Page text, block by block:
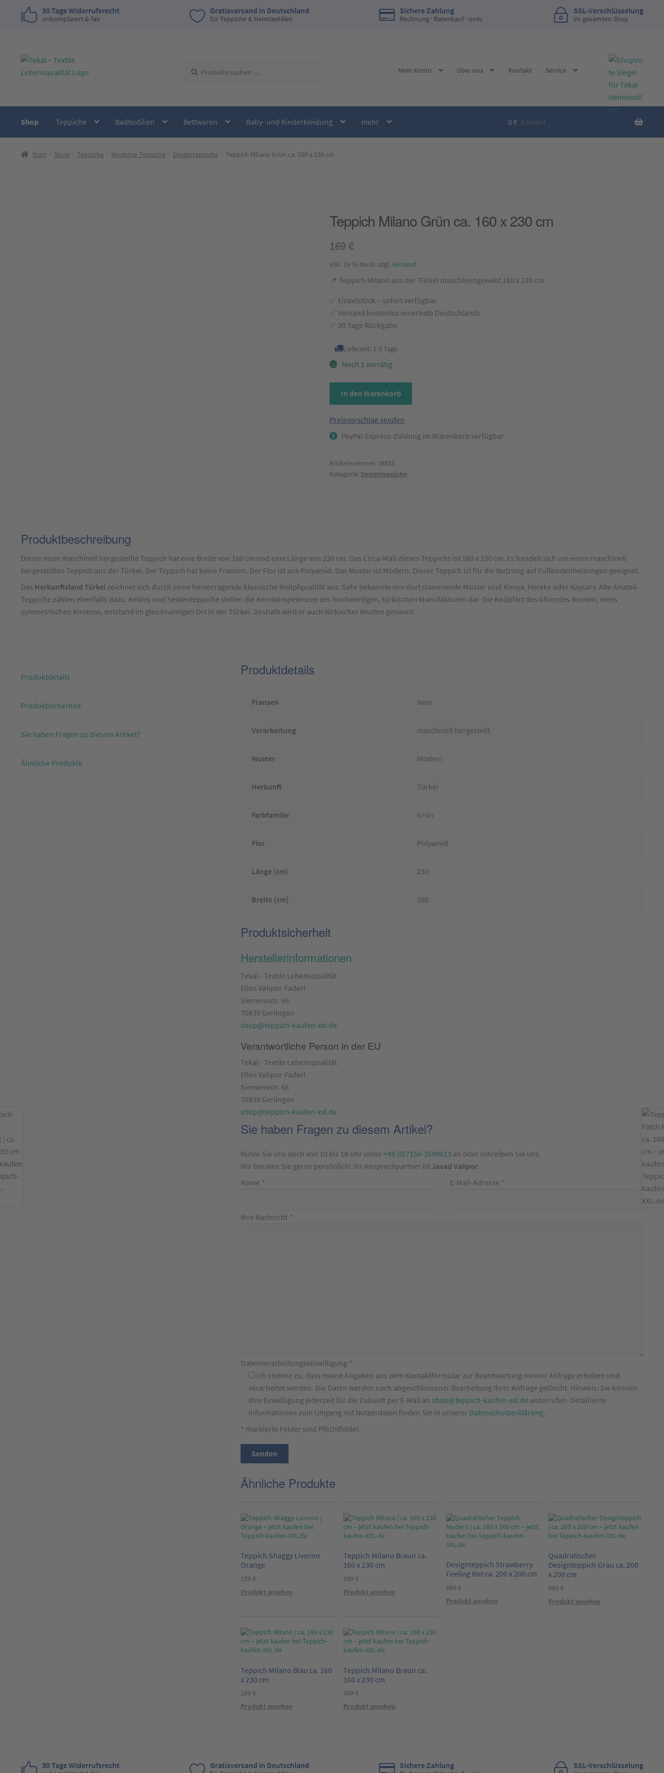
30 Tage Widerrufsrecht
unkompliziert & fair
Gratisversand in Deutschland
für Teppiche & Heimtextilien
Sichere Zahlung
Rechnung · Ratenkauf · uvm.
SSL-Verschlüsselung
im gesamten Shop
Zur
Navigation
Zum
Inhalt
nach:
Mein Konto Über uns Kontakt Service
Shop Teppiche Badtextilien Bettwaren Baby- und Kinderkleidung mehr 0€ 0 Artikel
Start Shop Teppiche Moderne Teppiche Designteppiche Teppich Milano Grün ca. 160 x 230 cm
Teppich Milano Grün ca. 160 x 230 cm
169 €
inkl. 19 % MwSt. zzgl. Versand
📌 Teppich Milano aus der Türkei maschinengewebt 160 x 230 cm
✅ Einzelstück – sofort verfügbar
✅ Versand kostenlos innerhalb Deutschlands
✅ 30 Tage Rückgabe
Lieferzeit: 1-3 Tage
Noch 1 vorrätig
ca.
160
230
cm
In den Warenkorb
Preisvorschlag senden
PayPal-Express-Zahlung im Warenkorb verfügbar
Artikelnummer: 16855
Kategorie: Designteppiche
Produktbeschreibung
für
Teppich
Milano
Grün
ca.
160
Produktbeschreibung
Dieser neue maschinell hergestellte Teppich hat eine Breite von 160 cm und eine Länge von 230 cm. Das Circa-Maß dieses Teppichs ist 160 x 230 cm. Es handelt sich um einen maschinell
hergestellten Teppich aus der Türkei. Der Teppich hat keine Fransen. Der Flor ist aus Polyamid. Das Muster ist Modern. Dieser Teppich ist für die Nutzung auf Fußbodenheizungen geeignet.
Das Herkunftsland Türkei zeichnet sich durch seine hervorragende klassische Knüpfqualität aus. Sehr bekannte von dort stammende Muster sind Konya, Hereke oder Kaysary. Alte Anatoli-
Teppiche zählen ebenfalls dazu. Kelims und Seidenteppiche stellen die Kernkompetenzen der hochwertigen, türkischen Manufakturen dar. Die Knüpfart des Ghiordes-Knoten, eines
symmetrischen Knotens, entstand im gleichnamigen Ort in der Türkei. Deshalb wird er auch türkischer Knoten genannt.
Produktdetails
Produktsicherheit
Sie haben Fragen zu diesem Artikel?
Ähnliche Produkte
Produktdetails
Fransen Nein
Verarbeitung maschinell hergestellt
Muster Modern
Herkunft Türkei
Farbfamilie Grün
Flor Polyamid
Länge (cm) 230
Breite (cm) 160
Produktsicherheit
Herstellerinformationen
Tekal - Textile Lebensqualität
Ellen Valipor-Faderl
Siemensstr. 66
70839 Gerlingen
shop@teppich-kaufen-xxl.de
Verantwortliche Person in der EU
Tekal - Textile Lebensqualität
Ellen Valipor-Faderl
Siemensstr. 66
70839 Gerlingen
shop@teppich-kaufen-xxl.de
Sie haben Fragen zu diesem Artikel?
Rufen Sie uns doch von 10 bis 18 Uhr unter +49 (0)7156-3599613 an oder schreiben Sie uns.
Wir beraten Sie gerne persönlich! Ihr Ansprechpartner ist Javad Valipor.
Name * E-Mail-Adresse *
Ihre Nachricht *
Datenverarbeitungseinwilligung *
Ich stimme zu, dass meine Angaben aus dem Kontaktformular zur Beantwortung meiner Anfrage erhoben und
verarbeitet werden. Die Daten werden nach abgeschlossener Bearbeitung Ihrer Anfrage gelöscht. Hinweis: Sie können
Ihre Einwilligung jederzeit für die Zukunft per E-Mail an shop@teppich-kaufen-xxl.dewiderrufen. Detaillierte
Informationen zum Umgang mit Nutzerdaten finden Sie in unserer Datenschutzerklärung.
* markierte Felder sind Pflichtfelder.
Ähnliche Produkte
Teppich Shaggy Livorno
Orange
159 €
Produkt ansehenDieses
Varianten
auf.
Optionen
Produktseite
Teppich Milano Braun ca.
160 x 230 cm
169 €
Produkt ansehen
Designteppich Strawberry
Feeling Rot ca. 200 x 200 cm
689 €
Produkt ansehen
Quadratischer
Designteppich Grau ca. 200
x 200 cm
989 €
Produkt ansehen
Teppich Milano Blau ca. 160
x 230 cm
169 €
Produkt ansehen
Teppich Milano Braun ca.
160 x 230 cm
169 €
Produkt ansehen
30 Tage Widerrufsrecht Gratisversand in Deutschland Sichere Zahlung SSL-Verschlüsselung